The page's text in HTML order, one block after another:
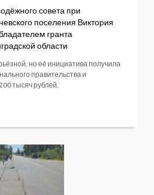
совета при
поселения Виктория
гранта
области
но её инициатива получила
правительства и
тысяч рублей.